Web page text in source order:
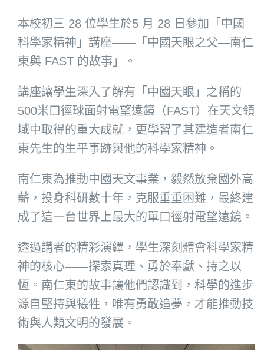
本校初三 28 位學生於5 月 28 日參加「中國
科學家精神」講座——「中國天眼之父—南仁
東與 FAST 的故事」。
講座讓學生深入了解有「中國天眼」之稱的
500米口徑球面射電望遠鏡（FAST）在天文領
域中取得的重大成就，更學習了其建造者南仁
東先生的生平事跡與他的科學家精神。
南仁東為推動中國天文事業，毅然放棄國外高
薪，投身科研數十年，克服重重困難，最終建
成了這一台世界上最大的單口徑射電望遠鏡。
透過講者的精彩演繹，學生深刻體會科學家精
神的核心——探索真理、勇於奉獻、持之以
恆。南仁東的故事讓他們認識到，科學的進步
源自堅持與犧牲，唯有勇敢追夢，才能推動技
術與人類文明的發展。